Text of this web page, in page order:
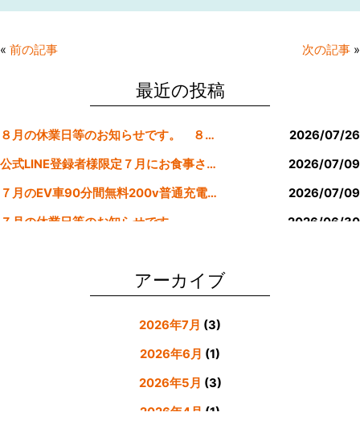
c
e
k
itt e ai
« 前の記事 次の記事 »
最近の投稿
８月の休業日等のお知らせです。 ８月より定休日は金曜日のみにします。
2026/07/26
公式LINE登録者様限定７月にお食事された方にサービスクーポン発行
2026/07/09
７月のEV車90分間無料200v普通充電クーポン券！！
2026/07/09
７月の休業日等のお知らせです。
2026/06/30
アーカイブ
2026年7月 (3)
2026年6月 (1)
2026年5月 (3)
2026年4月 (1)